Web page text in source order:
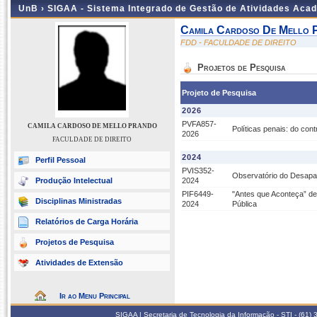
UnB › SIGAA - Sistema Integrado de Gestão de Atividades
CAMILA CARDOSO DE MELLO PRANDO
FACULDADE DE DIREITO
Perfil Pessoal
Produção Intelectual
Disciplinas Ministradas
Relatórios de Carga Horária
Projetos de Pesquisa
Atividades de Extensão
Ir ao Menu Principal
Camila Cardoso De Mello
FDD - FACULDADE DE DIREITO
Projetos de Pesquisa
Projeto de Pesquisa
2026
PVFA857-
2026
Políticas penais: do
2024
PVIS352-
2024
Observatório do
PIF6449-
2024
"Antes que Aconteça”
Pública
SIGAA | Secretaria de Tecnologia da Informação - STI -